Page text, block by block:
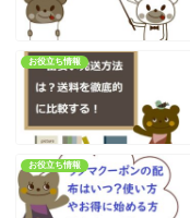
お役立ち情報
お役立ち情報